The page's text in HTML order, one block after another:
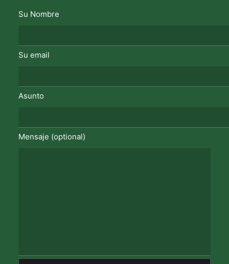
Su Nombre
Su email
Asunto
Mensaje (optional)